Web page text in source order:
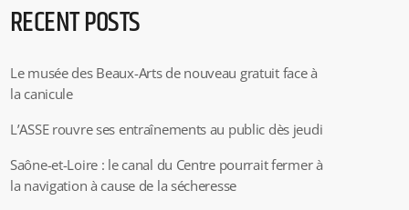
RECENT POSTS
Le musée des Beaux-Arts de nouveau gratuit face à
la canicule
L’ASSE rouvre ses entraînements au public dès jeudi
Saône-et-Loire : le canal du Centre pourrait fermer à
la navigation à cause de la sécheresse